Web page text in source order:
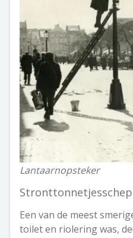
Lantaarnopsteker
Een van de meest
toilet en riolering was,